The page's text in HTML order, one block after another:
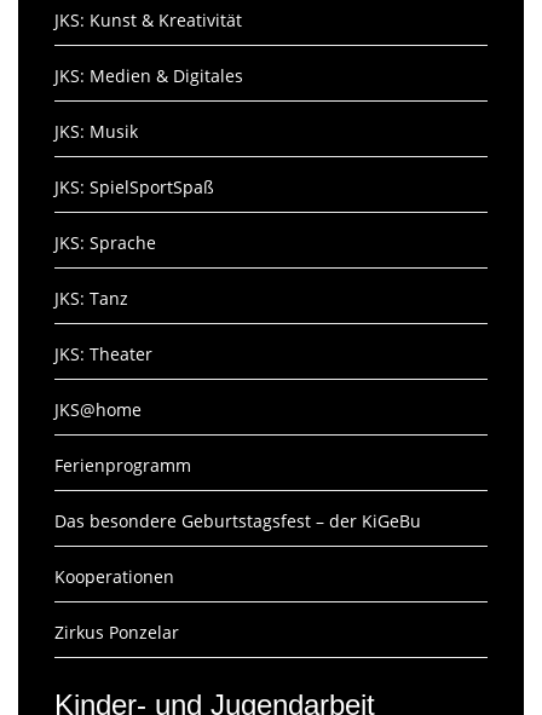
JKS: Kunst & Kreativität
JKS: Medien & Digitales
JKS: Musik
JKS: SpielSportSpaß
JKS: Sprache
JKS: Tanz
JKS: Theater
JKS@home
Ferienprogramm
Das besondere Geburtstagsfest – der KiGeBu
Kooperationen
Zirkus Ponzelar
Kinder- und Jugendarbeit